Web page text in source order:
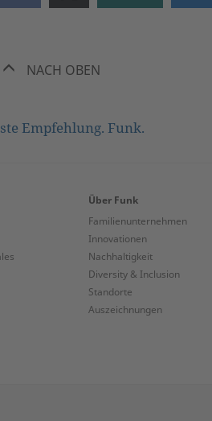
NACH OBEN
Empfehlung. Funk.
Über Funk
Familienunternehmen
Innovationen
Nachhaltigkeit
Diversity & Inclusion
Standorte
Auszeichnungen